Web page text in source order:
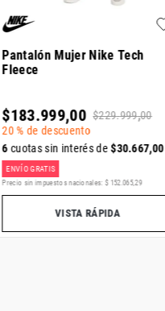
Pantalón Mujer Nike Tech
Fleece
$183.999,00 $229.999,00
20 % de descuento
6cuotas sin interés de$30.667,00
ENVÍO GRATIS
Precio sin impuestos nacionales: $ 152.065,29
VISTA RÁPIDA